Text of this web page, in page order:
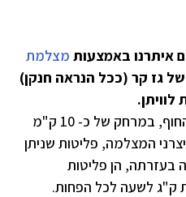
מצלמת
גז קר (ככל הנראה חנקן)
המצלמה ממוקמת על החוף, במרחק של כ- 10 ק"מ
המצלמה, פליטות שניתן
בעזרתה, הן פליטות
ק"ג לשעה לכל הפחות.